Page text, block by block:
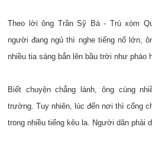
Theo lời ông Trần Sỹ Bá - Trú xóm
người đang ngủ thì nghe tiếng nổ lớn,
nhiều tia sáng bắn lên bầu trời như pháo
Biết chuyện chẳng lành, ông cùng
trường. Tuy nhiên, lúc đến nơi thì cổng
trong nhiều tiếng kêu la. Người dân phải